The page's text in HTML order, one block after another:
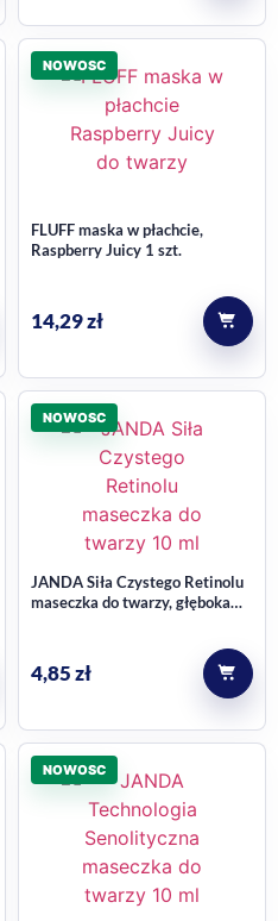
NOWOSC
FLUFF maska w płachcie,
Raspberry Juicy 1 szt.
14,29zł
NOWOSC
JANDA Siła Czystego Retinolu
maseczka do twarzy, głęboka
4,85zł
NOWOSC